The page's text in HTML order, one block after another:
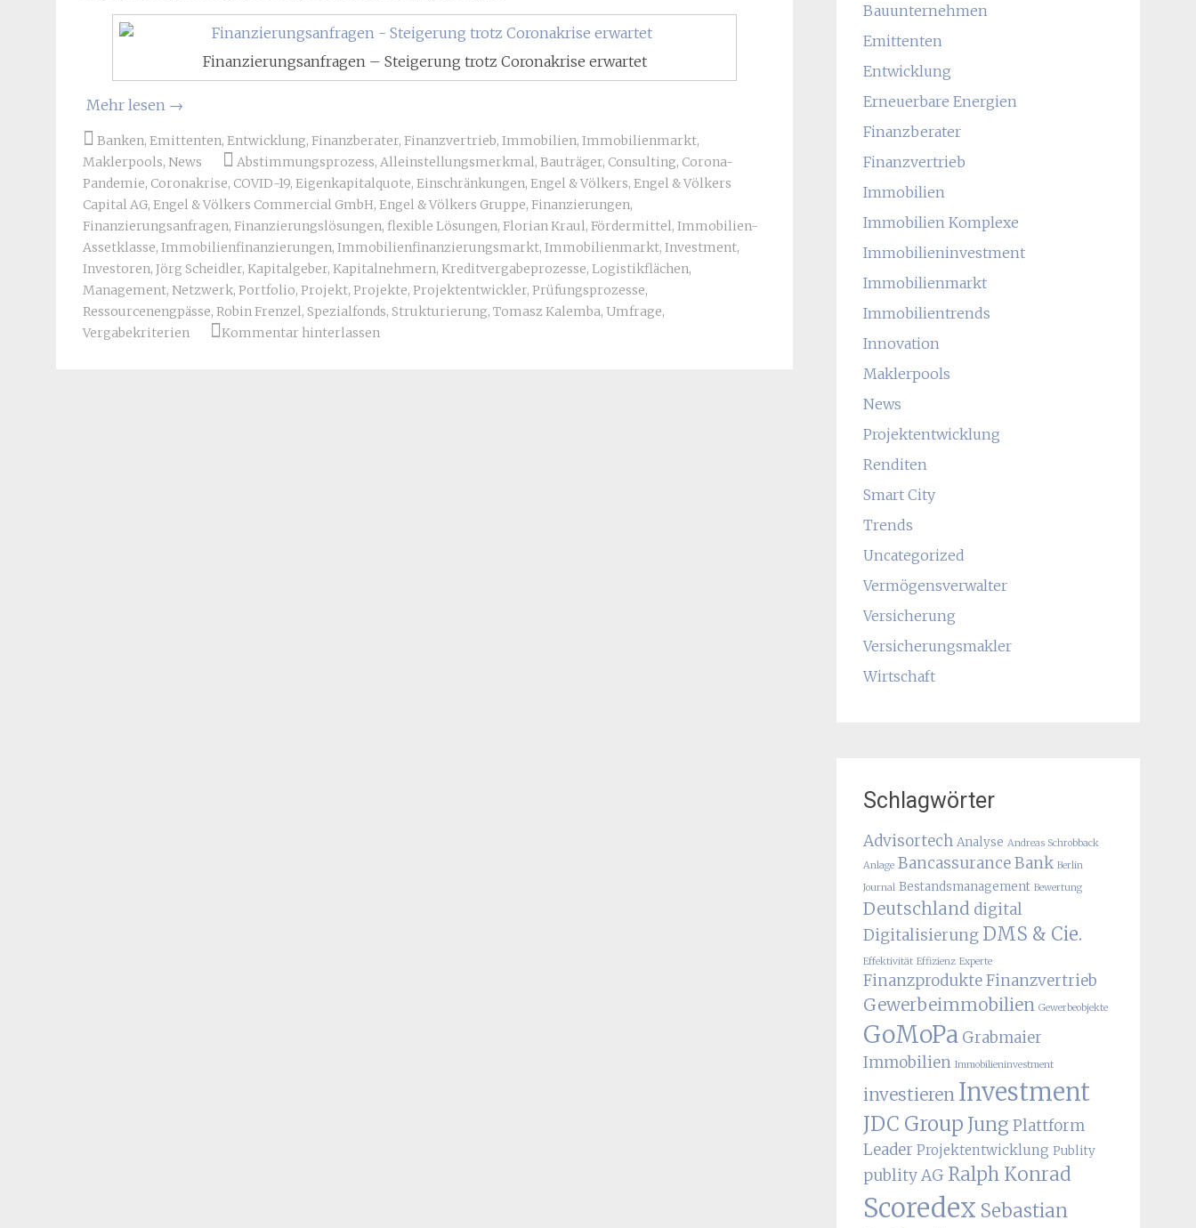
Finanzierungsanfragen – Steigerung trotz Coronakrise erwartet
Mehr lesen →
Banken, Emittenten, Entwicklung, Finanzberater, Finanzvertrieb, Immobilien, Immobilienmarkt,
Maklerpools, News Abstimmungsprozess, Alleinstellungsmerkmal, Bauträger, Consulting, Corona-
Pandemie, Coronakrise, COVID-19, Eigenkapitalquote, Einschränkungen, Engel & Völkers, Engel & Völkers
Capital AG, Engel & Völkers Commercial GmbH, Engel & Völkers Gruppe, Finanzierungen,
Finanzierungsanfragen, Finanzierungslösungen, flexible Lösungen, Florian Kraul, Fördermittel, Immobilien-
Assetklasse, Immobilienfinanzierungen, Immobilienfinanzierungsmarkt, Immobilienmarkt, Investment,
Investoren, Jörg Scheidler, Kapitalgeber, Kapitalnehmern, Kreditvergabeprozesse, Logistikflächen,
Management, Netzwerk, Portfolio, Projekt, Projekte, Projektentwickler, Prüfungsprozesse,
Ressourcenengpässe, Robin Frenzel, Spezialfonds, Strukturierung, Tomasz Kalemba, Umfrage,
Vergabekriterien
Kommentar hinterlassen
Bauunternehmen
Emittenten
Entwicklung
Erneuerbare Energien
Finanzberater
Finanzvertrieb
Immobilien
Immobilien Komplexe
Immobilieninvestment
Immobilienmarkt
Immobilientrends
Innovation
Maklerpools
News
Projektentwicklung
Renditen
Smart City
Trends
Uncategorized
Vermögensverwalter
Versicherung
Versicherungsmakler
Wirtschaft
Schlagwörter
Advisortech Analyse Andreas Schrobback
Anlage BancassuranceBank Berlin
Journal Bestandsmanagement Bewertung
Deutschland digital
Digitalisierung DMS & Cie.
Effektivität Effizienz Experte
FinanzprodukteFinanzvertrieb
Gewerbeimmobilien Gewerbeobjekte
GoMoPa Grabmaier
Immobilien Immobilieninvestment
investieren Investment
JDC Group Jung Plattform
Leader Projektentwicklung Publity
publity AG Ralph Konrad
Scoredex Sebastian